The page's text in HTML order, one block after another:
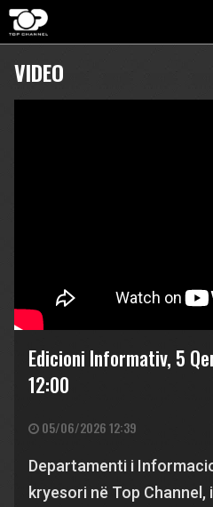
VIDEO
Edicioni Informativ, 5
12:00
05/06/2026 12:39
Departamenti i
kryesori në Top Channel,